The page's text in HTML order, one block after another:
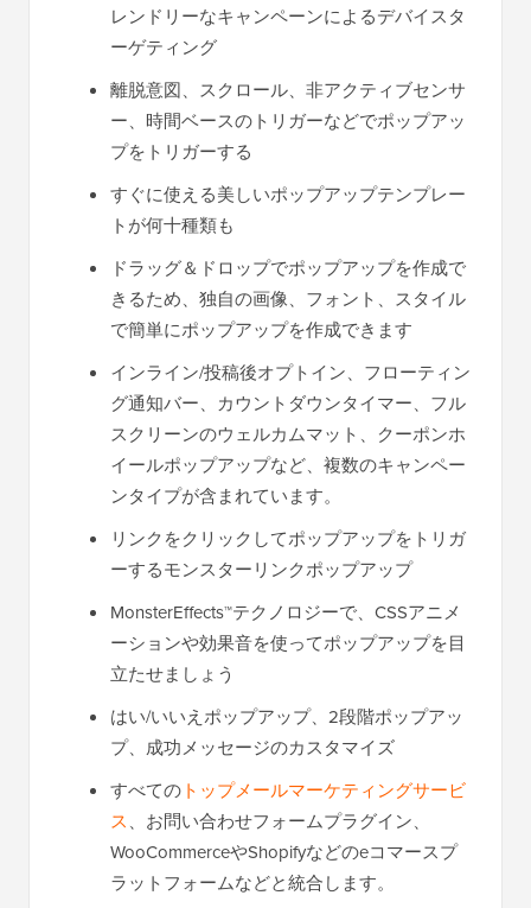
レンドリーなキャンペーンによるデバイスタ
ーゲティング
離脱意図、スクロール、非アクティブセンサ
ー、時間ベースのトリガーなどでポップアッ
プをトリガーする
すぐに使える美しいポップアップテンプレー
トが何十種類も
ドラッグ＆ドロップでポップアップを作成で
きるため、独自の画像、フォント、スタイル
で簡単にポップアップを作成できます
インライン/投稿後オプトイン、フローティン
グ通知バー、カウントダウンタイマー、フル
スクリーンのウェルカムマット、クーポンホ
イールポップアップなど、複数のキャンペー
ンタイプが含まれています。
リンクをクリックしてポップアップをトリガ
ーするモンスターリンクポップアップ
MonsterEffects™テクノロジーで、CSSアニメ
ーションや効果音を使ってポップアップを目
立たせましょう
はい/いいえポップアップ、2段階ポップアッ
プ、成功メッセージのカスタマイズ
すべての トップメールマーケティングサービ
ス、お問い合わせフォームプラグイン、
WooCommerceやShopifyなどのeコマースプ
ラットフォームなどと統合します。